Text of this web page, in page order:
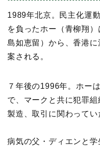
1989年北京。民主化運
を負ったホー（青柳翔）
島如恵留）から、香港
案される。
７年後の1996年。ホー
で、マークと共に犯罪
製造、取引に関わってい
病気の父・ディエンと学